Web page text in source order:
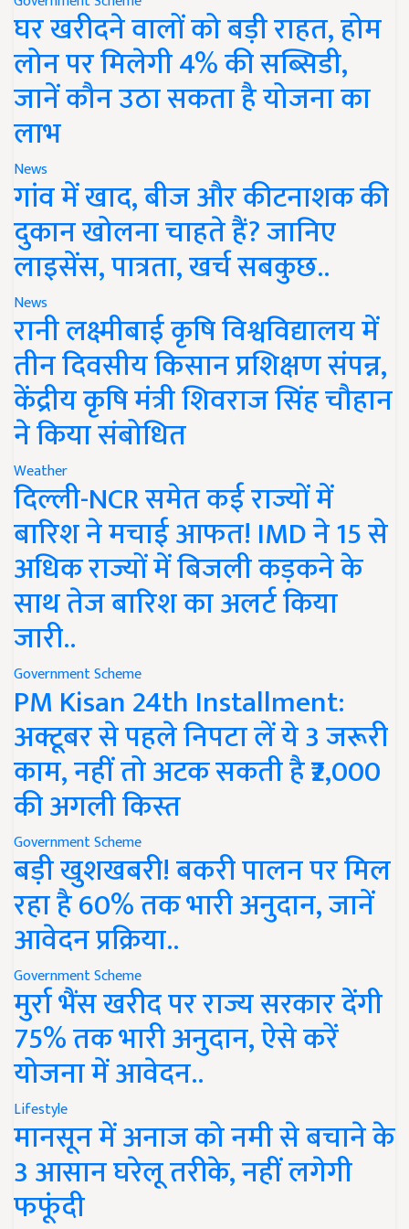
घर खरीदने वालों को बड़ी राहत, होम
लोन पर मिलेगी 4% की सब्सिडी,
जानें कौन उठा सकता है योजना का
लाभ
News
गांव में खाद, बीज और कीटनाशक की
दुकान खोलना चाहते हैं? जानिए
लाइसेंस, पात्रता, खर्च सबकुछ..
News
रानी लक्ष्मीबाई कृषि विश्वविद्यालय में
तीन दिवसीय किसान प्रशिक्षण संपन्न,
केंद्रीय कृषि मंत्री शिवराज सिंह चौहान
ने किया संबोधित
Weather
दिल्ली-NCR समेत कई राज्यों में
बारिश ने मचाई आफत! IMD ने 15 से
अधिक राज्यों में बिजली कड़कने के
साथ तेज बारिश का अलर्ट किया
जारी..
Government Scheme
PM Kisan 24th Installment:
अक्टूबर से पहले निपटा लें ये 3 जरूरी
काम, नहीं तो अटक सकती है ₹2,000
की अगली किस्त
Government Scheme
बड़ी खुशखबरी! बकरी पालन पर मिल
रहा है 60% तक भारी अनुदान, जानें
आवेदन प्रक्रिया..
Government Scheme
मुर्रा भैंस खरीद पर राज्य सरकार देंगी
75% तक भारी अनुदान, ऐसे करें
योजना में आवेदन..
Lifestyle
मानसून में अनाज को नमी से बचाने के
3 आसान घरेलू तरीके, नहीं लगेगी
फफूंदी